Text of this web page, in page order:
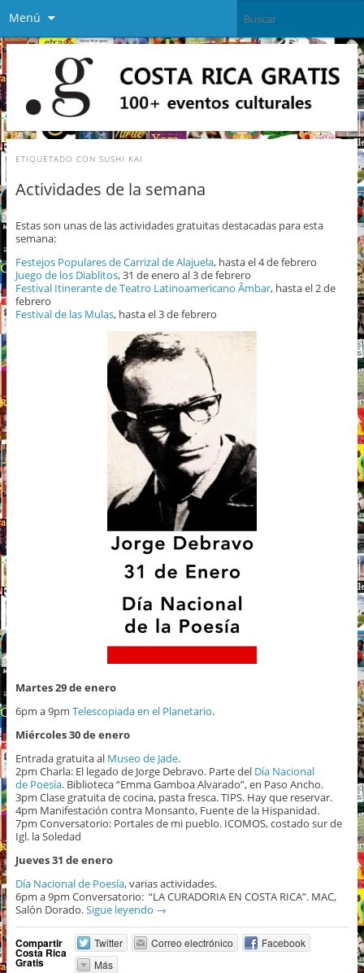
Menú
ETIQUETADO CON SUSHI KAI
Actividades de la semana
Estas son unas de las actividades gratuitas destacadas para esta
semana:
Festejos Populares de Carrizal de Alajuela, hasta el 4 de febrero
Juego de los Diablitos, 31 de enero al 3 de febrero
Festival Itinerante de Teatro Latinoamericano Âmbar, hasta el 2 de
febrero
Festival de las Mulas, hasta el 3 de febrero
Martes 29 de enero
6pm a 9pm Telescopiada en el Planetario.
Miércoles 30 de enero
Entrada gratuita al Museo de Jade.
2pm Charla: El legado de Jorge Debravo. Parte del Día Nacional
de Poesía. Biblioteca “Emma Gamboa Alvarado”, en Paso Ancho.
3pm Clase gratuita de cocina, pasta fresca. TIPS. Hay que reservar.
4pm Manifestación contra Monsanto, Fuente de la Hispanidad.
7pm Conversatorio: Portales de mi pueblo. ICOMOS, costado sur de
Igl. la Soledad
Jueves 31 de enero
Día Nacional de Poesía, varias actividades.
6pm a 9pm Conversatorio: “LA CURADORIA EN COSTA RICA”. MAC,
Salón Dorado.Sigue leyendo →
Compartir
Costa Rica
Gratis
Twitter Correo electrónico
Facebook
Más